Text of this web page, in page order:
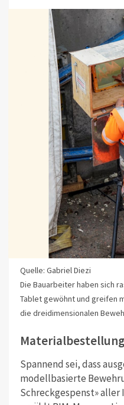
Quelle: Gabriel Diezi
Die Bauarbeiter haben sich
Tablet gewöhnt und greifen
die dreidimensionalen
Spannend sei, dass
modellbasierte
Schreckgespenst»